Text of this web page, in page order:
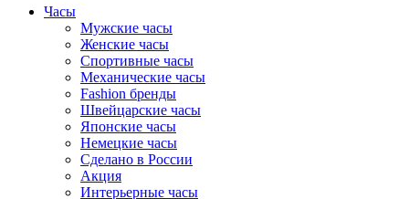
Часы
Мужские часы
Женские часы
Спортивные часы
Механические часы
Fashion бренды
Швейцарские часы
Японские часы
Немецкие часы
Сделано в России
Акция
Интерьерные часы